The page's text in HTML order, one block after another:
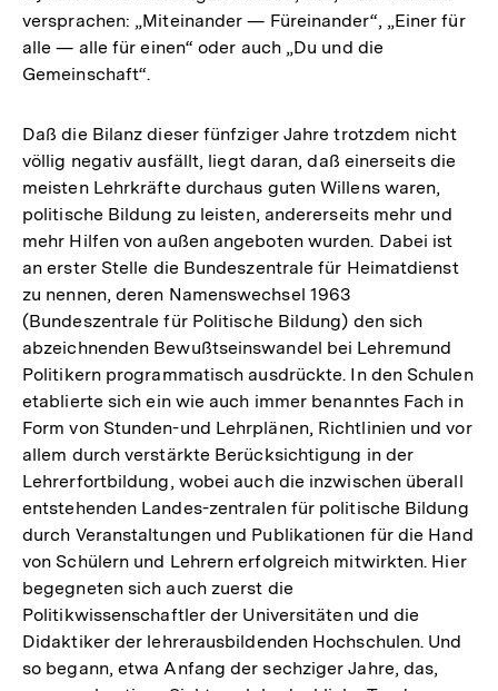
versprachen: „Miteinander — Füreinander“, „Einer für
alle — alle für einen“ oder auch „Du und die
Gemeinschaft“.
Daß die Bilanz dieser fünfziger Jahre trotzdem nicht
völlig negativ ausfällt, liegt daran, daß einerseits die
meisten Lehrkräfte durchaus guten Willens waren,
politische Bildung zu leisten, andererseits mehr und
mehr Hilfen von außen angeboten wurden. Dabei ist
an erster Stelle die Bundeszentrale für Heimatdienst
zu nennen, deren Namenswechsel 1963
(Bundeszentrale für Politische Bildung) den sich
abzeichnenden Bewußtseinswandel bei Lehremund
Politikern programmatisch ausdrückte. In den Schulen
etablierte sich ein wie auch immer benanntes Fach in
Form von Stunden-und Lehrplänen, Richtlinien und vor
allem durch verstärkte Berücksichtigung in der
Lehrerfortbildung, wobei auch die inzwischen überall
entstehenden Landes-zentralen für politische Bildung
durch Veranstaltungen und Publikationen für die Hand
von Schülern und Lehrern erfolgreich mitwirkten. Hier
begegneten sich auch zuerst die
Politikwissenschaftler der Universitäten und die
Didaktiker der lehrerausbildenden Hochschulen. Und
so begann, etwa Anfang der sechziger Jahre, das,